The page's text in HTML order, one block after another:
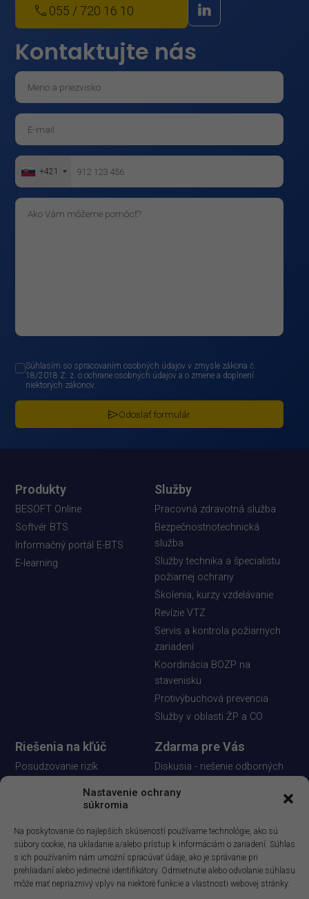
Nastavenie ochrany
súkromia
Na poskytovanie čo najlepších skúseností používame technológie, ako sú
súbory cookie, na ukladanie a/alebo prístup k informáciám o zariadení. Súhlas
s ich používaním nám umožní spracúvať údaje, ako je správanie pri
prehliadaní alebo jedinečné identifikátory. Odmietnutie alebo odvolanie súhlasu
môže mať nepriaznivý vplyv na niektoré funkcie a vlastnosti webovej stránky.
055 / 720 16 10
Kontaktujte nás
+421
Súhlasím so spracovaním osobných údajov v zmysle zákona č.
18/2018 Z. z. o ochrane osobných údajov a o zmene a doplnení
niektorých zákonov.
Odoslať formulár
Produkty
BESOFT Online
Softvér BTS
Informačný portál E-BTS
E-learning
Služby
Pracovná zdravotná služba
Bezpečnostnotechnická
služba
Služby technika a špecialistu
požiarnej ochrany
Školenia, kurzy vzdelávanie
Revízie VTZ
Servis a kontrola požiarnych
zariadení
Koordinácia BOZP na
stavenisku
Protivýbuchová prevencia
Služby v oblasti ŽP a CO
Riešenia na kľúč
Posudzovanie rizík
Výkon auditov
Odborné poradenstvo
Vývoj softvérových aplikácií
Zdarma pre Vás
Diskusia - riešenie odborných
Informačný spravodaj
BESOFT Online
Demoverzia E-learningoveho
kurzu